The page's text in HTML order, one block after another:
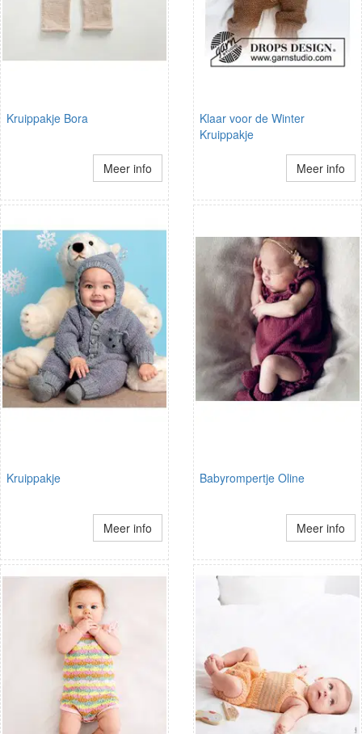
Kruippakje Bora
Meer info
Klaar voor de Winter
Kruippakje
Meer info
Kruippakje
Meer info
Babyrompertje Oline
Meer info